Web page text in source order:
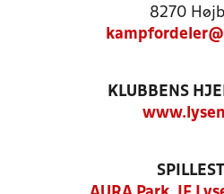
8270
KLUBBENS